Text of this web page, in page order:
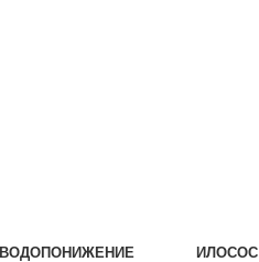
ВОДОПОНИЖЕНИЕ ИЛОСОС